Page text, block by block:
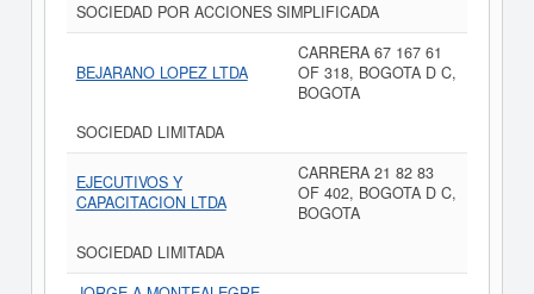
SOCIEDAD POR ACCIONES SIMPLIFICADA
BEJARANO LOPEZ LTDA
CARRERA 67 167 61
OF 318, BOGOTA D C,
BOGOTA
SOCIEDAD LIMITADA
EJECUTIVOS Y
CAPACITACION LTDA
CARRERA 21 82 83
OF 402, BOGOTA D C,
BOGOTA
SOCIEDAD LIMITADA